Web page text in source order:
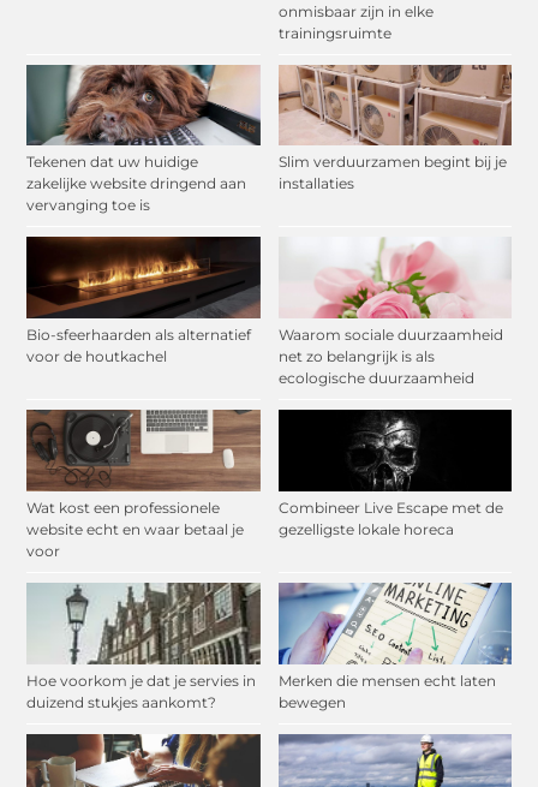
onmisbaar zijn in elke
trainingsruimte
Tekenen dat uw huidige
zakelijke website dringend aan
vervanging toe is
Slim verduurzamen begint bij je
installaties
Bio-sfeerhaarden als alternatief
voor de houtkachel
Waarom sociale duurzaamheid
net zo belangrijk is als
ecologische duurzaamheid
Wat kost een professionele
website echt en waar betaal je
voor
Combineer Live Escape met de
gezelligste lokale horeca
Hoe voorkom je dat je servies in
duizend stukjes aankomt?
Merken die mensen echt laten
bewegen